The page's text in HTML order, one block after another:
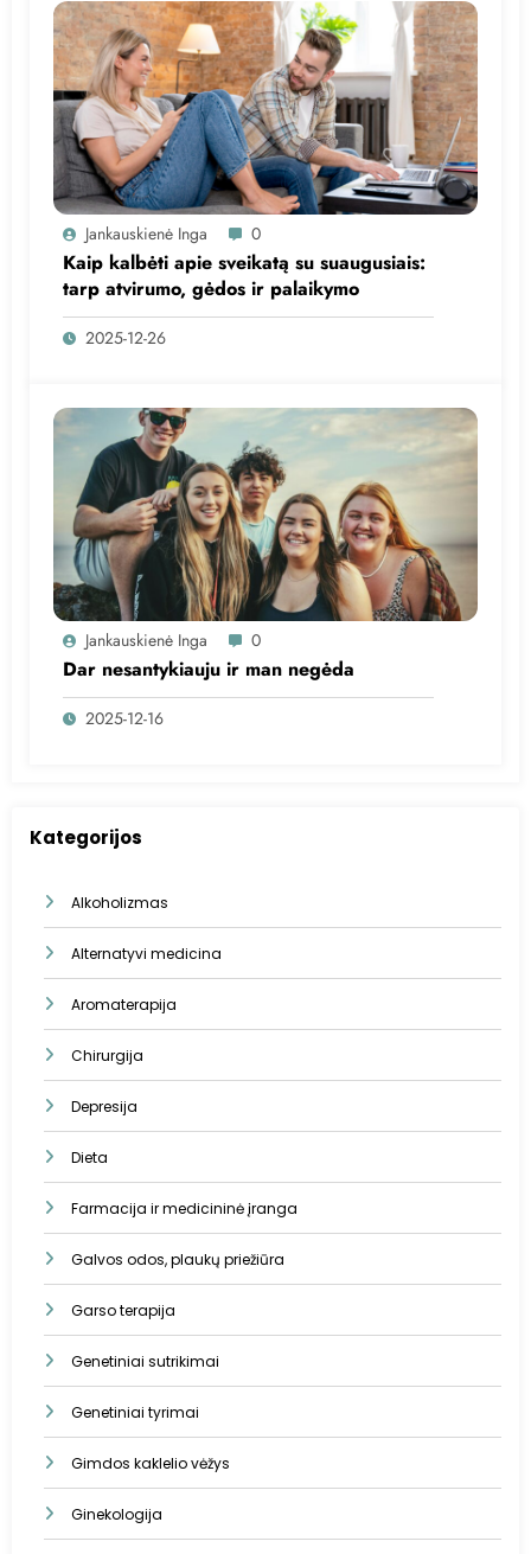
Jankauskienė Inga 0
Kaip kalbėti apie sveikatą su suaugusiais:
tarp atvirumo, gėdos ir palaikymo
2025-12-26
Jankauskienė Inga 0
Dar nesantykiauju ir man negėda
2025-12-16
Kategorijos
Alkoholizmas
Alternatyvi medicina
Aromaterapija
Chirurgija
Depresija
Dieta
Farmacija ir medicininė įranga
Galvos odos, plaukų priežiūra
Garso terapija
Genetiniai sutrikimai
Genetiniai tyrimai
Gimdos kaklelio vėžys
Ginekologija